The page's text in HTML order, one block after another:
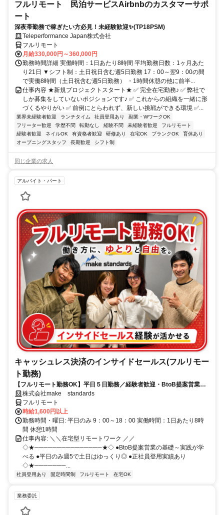
フルリモート 民泊サービスAirbnbのカスタマーサポ
ート
深夜帯勤務で稼ぎたい方必見！未経験歓迎✨(TP18PSM)
Teleperformance Japan株式会社
フルリモート
月給330,000円～360,000円
勤務時間詳細 実働時間：1日あたり8時間 平均勤務日数：1ヶ月あた
り21日 ▼シフト制：土日祝日含む週5日勤務 17：00～翌9：00の間
で実働8時間（土日祝含む週5日勤務） ・1時間休憩の他に前半...
仕事内容 ★新規プロジェクトスタート★ ✅ 完全在宅勤務♪ ✅ 弊社で
しか募集をしていないポジションです♪ ✅ これからの組織を一緒に形
づくるやりがい ✅ 前例にとらわれず、新しい挑戦ができる環境 ✅...
業界未経験者歓迎 ランチタイム 社員登用あり
副業・WワークOK
フリーター歓迎
学歴不問 転勤なし 経験不問 未経験者歓迎
フルリモート
経験者歓迎
ネイルOK 有資格者歓迎 研修あり 在宅OK ブランクOK
育休あり
オープニングスタッフ
長期歓迎 シフト制
同じ企業の求人
アルバイト・パート
キャッシュレス決済のインサイドセールス(フルリモー
ト勤務)
【フルリモート勤務OK】平日５日勤務／経験者歓迎・BtoB提案営業で
スキルアップ
株式会社make standards
フルリモート
時給1,600円以上
勤務時間・曜日: 平日のみ 9：00～18：00 実働時間：1日あたり8時
間 休憩1時間
仕事内容: ＼＼在宅型リモートワーク ／／
◇★───────────────★◇ ●BtoB提案営業の基礎～実践が学
べる ●平日のみ週5で土日はゆっくり◎ ●正社員登用実績あり
◇★───────...
社員登用あり 固定時間制 フルリモート 在宅OK
業務委託